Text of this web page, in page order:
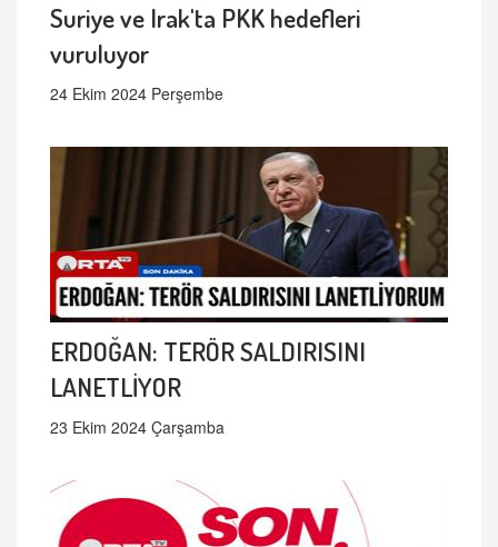
Suriye ve Irak'ta PKK hedefleri
vuruluyor
24 Ekim 2024 Perşembe
ERDOĞAN: TERÖR SALDIRISINI
LANETLİYOR
23 Ekim 2024 Çarşamba